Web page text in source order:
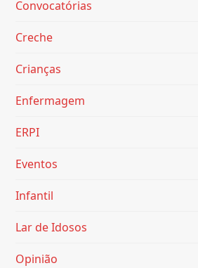
Convocatórias
Creche
Crianças
Enfermagem
ERPI
Eventos
Infantil
Lar de Idosos
Opinião